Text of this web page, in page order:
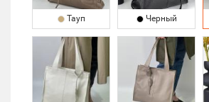
Тауп Черный